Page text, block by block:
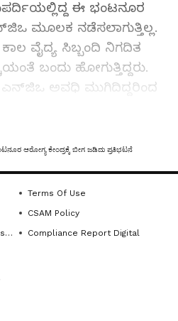
ಈ ಭಂಟನೂರ
ಮೂಲಕ ನಡೆಸಲಾಗುತ್ತಿಲ್ಲ.
ವೈದ್ಯ ಸಿಬ್ಬಂದಿ ನಿಗದಿತ
ಬಂದು ಹೋಗುತ್ತಿದ್ದರು.
ಎನ್‌ಜಿಒ ಅವಧಿ ಮುಗಿದಿದ್ದರಿಂದ
ಅಧಿಕಾರಿಗಳು ಏ.೨೭
ಸಿಬ್ಬಂದಿ ಬಂದಿಲ್ಲ.
ತೊಂದರೆಯಾಗುವುದರ
ಅಂತರದ ತಾಳಿಕೋಟೆ
ದುಸ್ಥಿತಿ ಬಂದಿದೆ ಎಂದು
ಕೇಂದ್ರವೆಂದರೇ ಇಡೀ
ಆರೋಗ್ಯ ಕೇಂದ್ರಕ್ಕೆ ಬೀಗ ಜಡಿದು ಪ್ರತಿಭಟನೆ
Terms Of Use
CSAM Policy
Compliance Report Digital